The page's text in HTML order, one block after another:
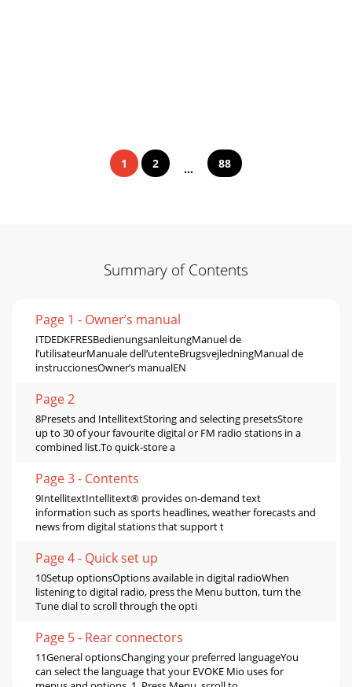
1 2 ... 88
Summary of Contents
Page 1 - Owner’s manual
ITDEDKFRESBedienungsanleitungManuel de
l’utilisateurManuale dell’utenteBrugsvejledningManual de
instruccionesOwner’s manualEN
Page 2
8Presets and IntellitextStoring and selecting presetsStore
up to 30 of your favourite digital or FM radio stations in a
combined list.To quick-store a
Page 3 - Contents
9IntellitextIntellitext® provides on-demand text
information such as sports headlines, weather forecasts and
news from digital stations that support t
Page 4 - Quick set up
10Setup optionsOptions available in digital radioWhen
listening to digital radio, press the Menu button, turn the
Tune dial to scroll through the opti
Page 5 - Rear connectors
11General optionsChanging your preferred languageYou
can select the language that your EVOKE Mio uses for